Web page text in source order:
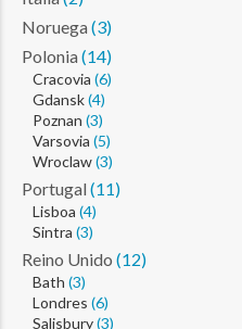
Noruega (3)
Polonia (14)
Cracovia (6)
Gdansk(4)
Poznan (3)
Varsovia (5)
Wroclaw(3)
Portugal (11)
Lisboa (4)
Sintra (3)
Reino Unido (12)
Bath (3)
Londres (6)
Salisbury(3)